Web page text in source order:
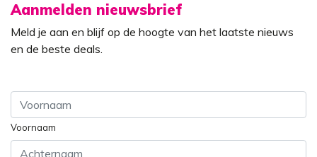
Aanmelden nieuwsbrief
Meld je aan en blijf op de hoogte van het laatste nieuws
en de beste deals.
Voornaam